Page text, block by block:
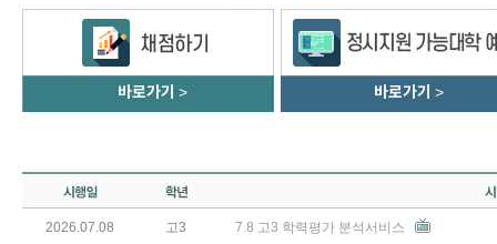
바로가기 > 바로가기 >
2026.07.08 고3 7.8 고3 학력평가 분석서비스